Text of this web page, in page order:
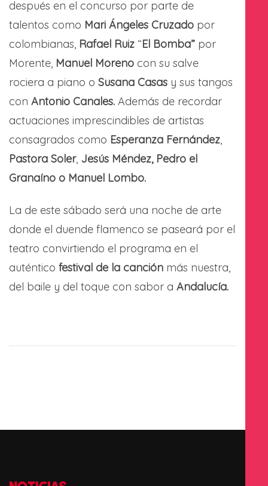
después en el concurso por parte de
talentos como Mari Ángeles Cruzado por
colombianas, Rafael Ruiz “El Bomba” por
Morente, Manuel Moreno con su salve
rociera a piano o Susana Casas y sus tangos
con Antonio Canales. Además de recordar
actuaciones imprescindibles de artistas
consagrados como Esperanza Fernández,
Pastora Soler, Jesús Méndez, Pedro el
Granaíno o Manuel Lombo.
La de este sábado será una noche de arte
donde el duende flamenco se paseará por el
teatro convirtiendo el programa en el
auténtico festival de la canción más nuestra,
del baile y del toque con sabor a Andalucía.